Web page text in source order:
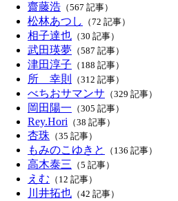
齋藤浩 （567 記事）
松林あつし （72 記事）
相子達也 （30 記事）
武田瑛夢 （587 記事）
津田淳子 （188 記事）
所 幸則 （312 記事）
べちおサマンサ （329 記事）
岡田陽一 （305 記事）
Rey.Hori （38 記事）
杏珠 （35 記事）
もみのこゆきと （136 記事）
高木泰三 （5 記事）
えむ （12 記事）
川井拓也 （42 記事）